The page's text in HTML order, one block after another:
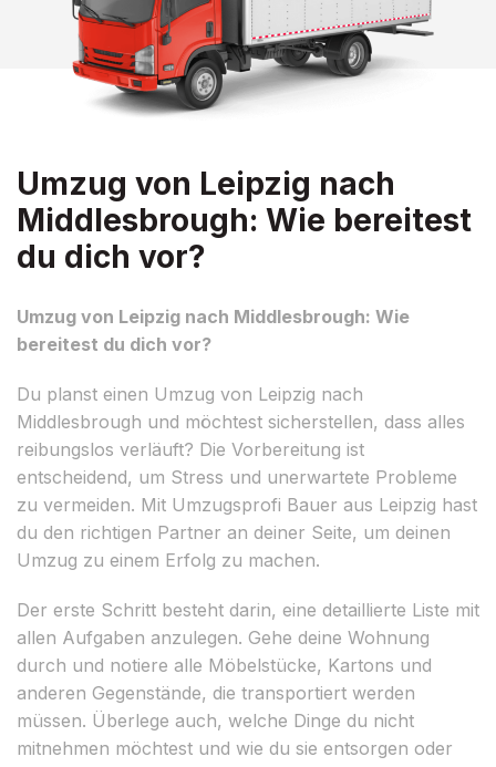
Umzug von Leipzig nach
Middlesbrough: Wie bereitest
du dich vor?
Umzug von Leipzig nach Middlesbrough: Wie
bereitest du dich vor?
Du planst einen Umzug von Leipzig nach
Middlesbrough und möchtest sicherstellen, dass alles
reibungslos verläuft? Die Vorbereitung ist
entscheidend, um Stress und unerwartete Probleme
zu vermeiden. Mit Umzugsprofi Bauer aus Leipzig hast
du den richtigen Partner an deiner Seite, um deinen
Umzug zu einem Erfolg zu machen.
Der erste Schritt besteht darin, eine detaillierte Liste mit
allen Aufgaben anzulegen. Gehe deine Wohnung
durch und notiere alle Möbelstücke, Kartons und
anderen Gegenstände, die transportiert werden
müssen. Überlege auch, welche Dinge du nicht
mitnehmen möchtest und wie du sie entsorgen oder